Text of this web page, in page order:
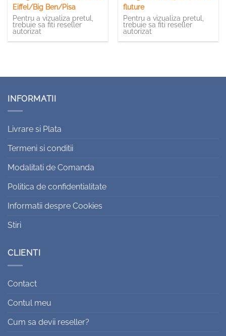
Eiffel/Big Ben/Pisa
Pentru a vizualiza pretul,
trebuie sa fiti reseller
autorizat
fluture
Pentru a vizualiza pretul,
trebuie sa fiti reseller
autorizat
INFORMATII
Livrare si Plata
Termeni si conditii
Modalitati de Comanda
Politica de confidentialitate
Informatii despre Cookies
Stiri
CLIENTI
Contact
Contul meu
Cum sa devii reseller?